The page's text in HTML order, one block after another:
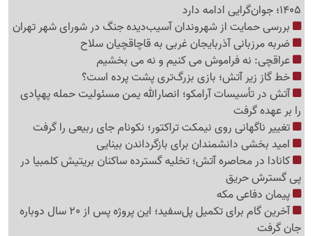
1405؛ جوان‌گرایی ادامه دارد
بررسی حمایت از شهروندان آسیب‌دیده جنگ در شورای شهر تهران
ضربه مرزبانی آذربایجان غربی به قاچاقچیان سلاح
عراقچی: نه فراموش می کنیم و نه می بخشیم
خط گاز زیر آتش؛ بازی بزرگ‌تری پشت پرده است؟
آتش در تأسیسات آرامکو؛ انصارالله یمن مسئولیت حمله پهپادی
را بر عهده گرفت
تغییر ناگهانی روی نیمکت تراکتور؛ نکونام جای ربیعی را گرفت
امید بخشی دانشمندان برای بازگرداندن بینایی
کانادا در محاصره آتش؛ تخلیه گسترده ساکنان بریتیش کلمبیا در
پی گسترش حریق
پیمان دفاعی مکه
آخرین گام برای تکمیل پل‌سفید؛ این پروژه پس از 20 سال دوباره
جان گرفت